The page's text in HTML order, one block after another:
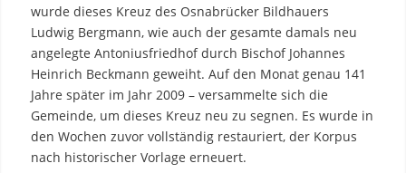
wurde dieses Kreuz des Osnabrücker Bildhauers
Ludwig Bergmann, wie auch der gesamte damals neu
angelegte Antoniusfriedhof durch Bischof Johannes
Heinrich Beckmann geweiht. Auf den Monat genau 141
Jahre später im Jahr 2009 – versammelte sich die
Gemeinde, um dieses Kreuz neu zu segnen. Es wurde in
den Wochen zuvor vollständig restauriert, der Korpus
nach historischer Vorlage erneuert.